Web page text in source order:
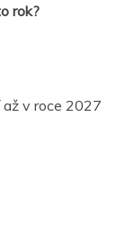
rok?
až v roce 2027